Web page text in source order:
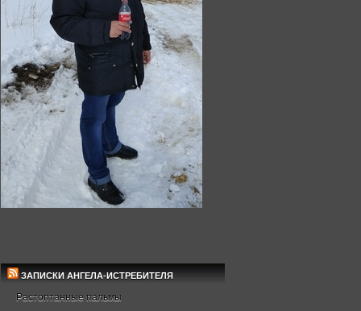
ЗАПИСКИ АНГЕЛА-ИСТРЕБИТЕЛЯ
Растоптанные пальмы